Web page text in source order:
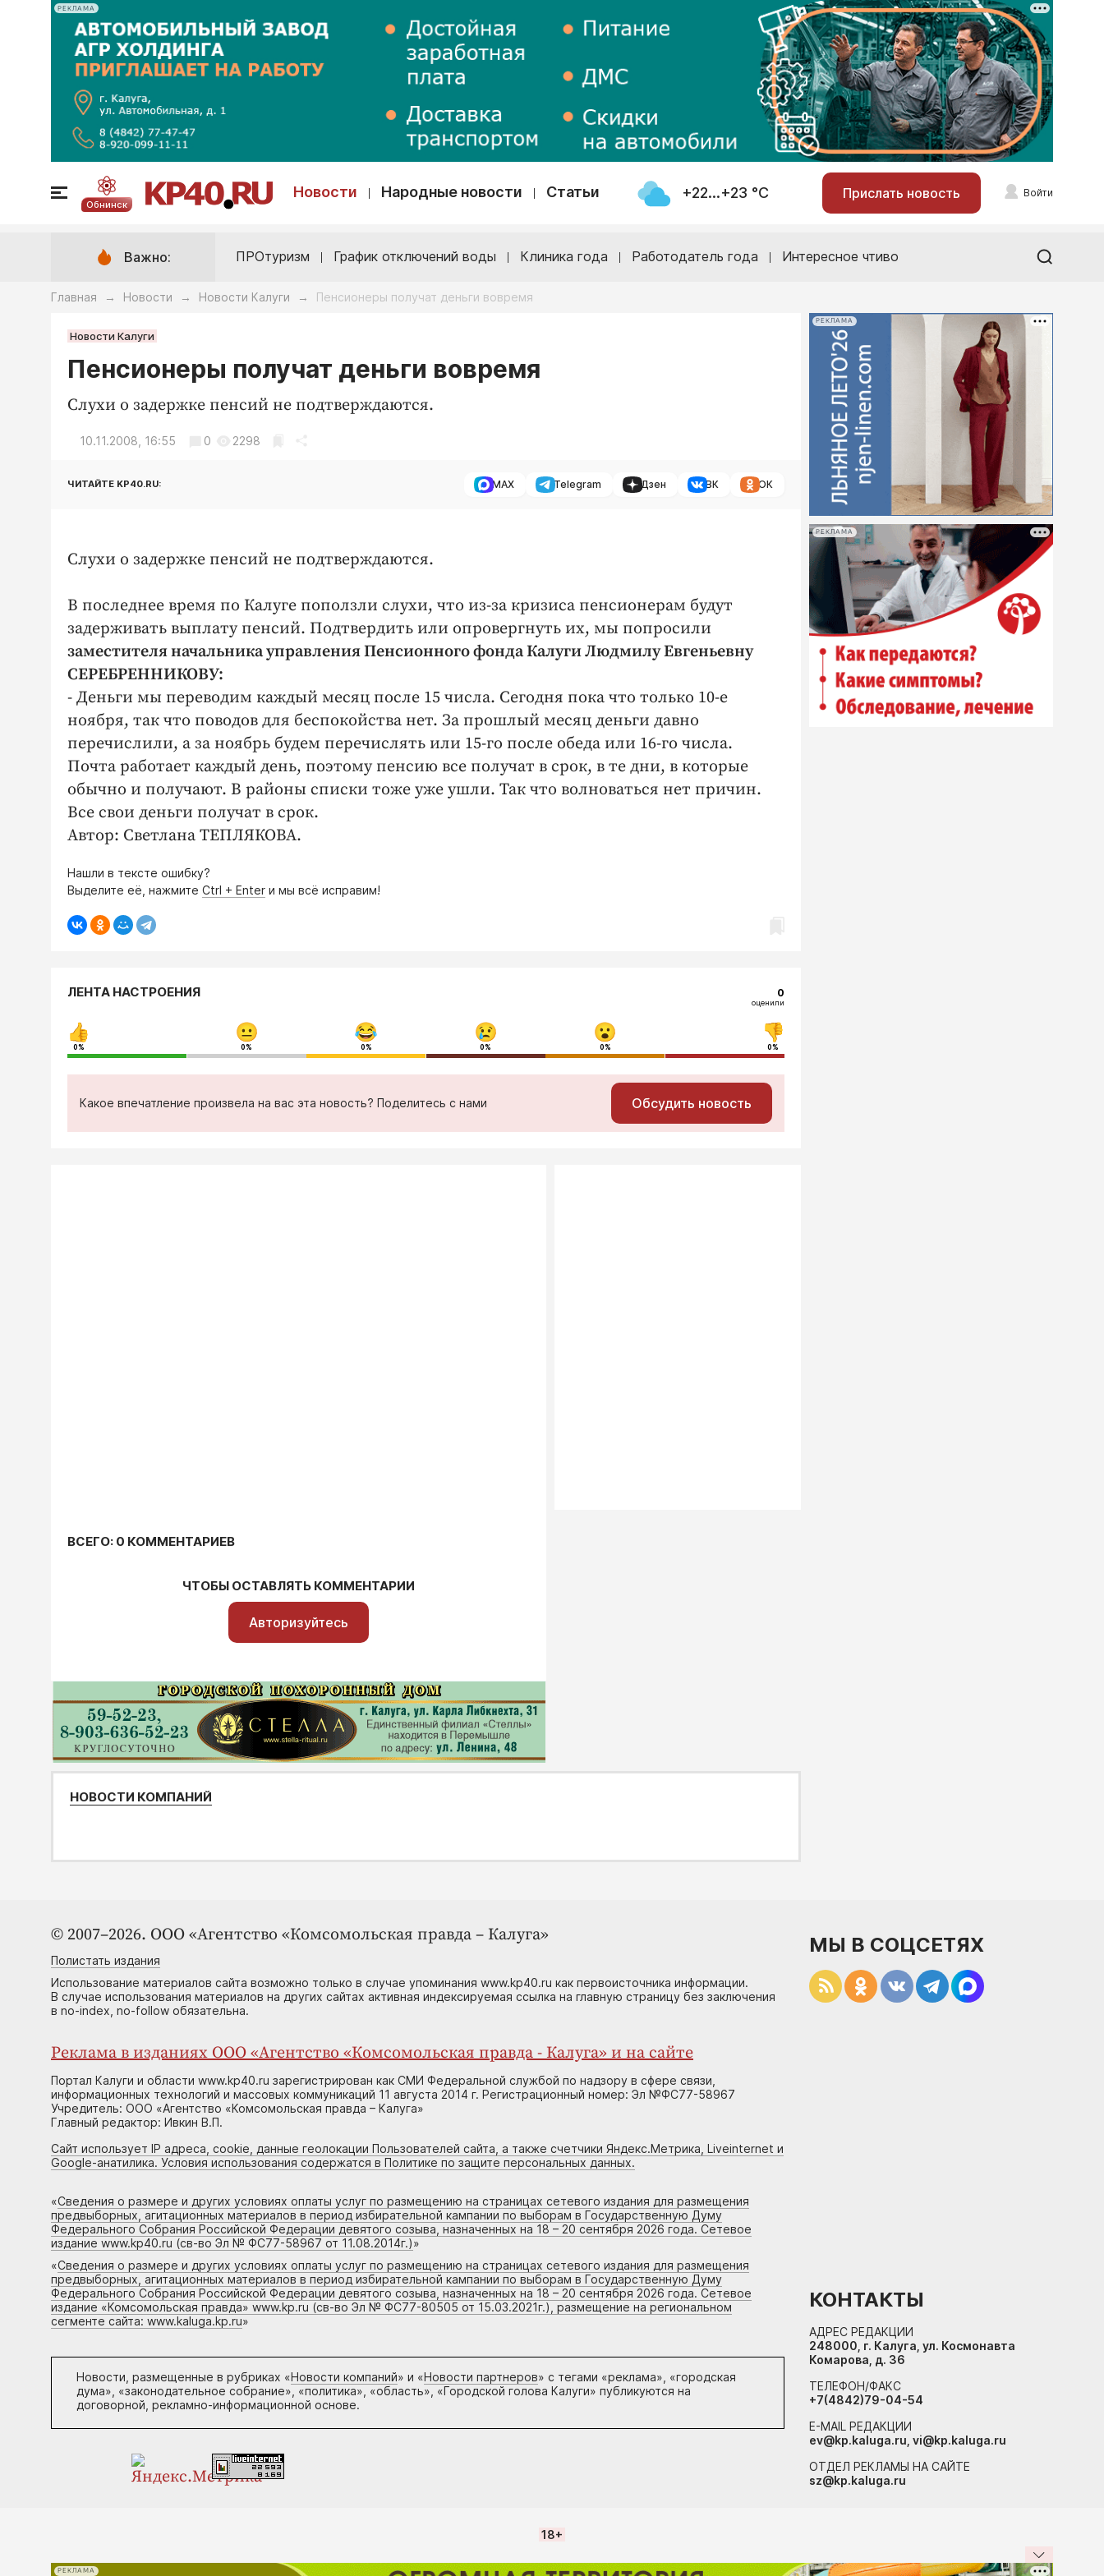
РЕКЛАМА
Обнинск
Новости Народные новости Статьи +22...+23 °С Прислать новость Войти
Важно: ПРОтуризм График отключений воды Клиника года Работодатель года Интересное чтиво
Главная → Новости → Новости Калуги → Пенсионеры получат деньги вовремя
Новости Калуги
Пенсионеры получат деньги вовремя
Слухи о задержке пенсий не подтверждаются.
10.11.2008, 16:55 0 2298
ЧИТАЙТЕ KP40.RU: MAX Telegram Дзен ВК ОК
Слухи о задержке пенсий не подтверждаются.
В последнее время по Калуге поползли слухи, что из-за кризиса пенсионерам будут
задерживать выплату пенсий. Подтвердить или опровергнуть их, мы попросили
заместителя начальника управления Пенсионного фонда Калуги Людмилу Евгеньевну
СЕРЕБРЕННИКОВУ:
- Деньги мы переводим каждый месяц после 15 числа. Сегодня пока что только 10-е
ноября, так что поводов для беспокойства нет. За прошлый месяц деньги давно
перечислили, а за ноябрь будем перечислять или 15-го после обеда или 16-го числа.
Почта работает каждый день, поэтому пенсию все получат в срок, в те дни, в которые
обычно и получают. В районы списки тоже уже ушли. Так что волноваться нет причин.
Все свои деньги получат в срок.
Автор: Светлана ТЕПЛЯКОВА.
Нашли в тексте ошибку?
Выделите её, нажмите Ctrl + Enter и мы всё исправим!
РЕКЛАМА
РЕКЛАМА
ЛЕНТА НАСТРОЕНИЯ 0
оценили
0% 0% 0% 0% 0% 0%
Какое впечатление произвела на вас эта новость? Поделитесь с нами Обсудить новость
ВСЕГО: 0 КОММЕНТАРИЕВ
ЧТОБЫ ОСТАВЛЯТЬ КОММЕНТАРИИ
Авторизуйтесь
НОВОСТИ КОМПАНИЙ
© 2007–2026. ООО «Агентство «Комсомольская правда – Калуга»
Полистать издания
Использование материалов сайта возможно только в случае упоминания www.kp40.ru как первоисточника информации.
В случае использования материалов на других сайтах активная индексируемая ссылка на главную страницу без заключения
в no-index, no-follow обязательна.
Реклама в изданиях ООО «Агентство «Комсомольская правда - Калуга» и на сайте
Портал Калуги и области www.kp40.ru зарегистрирован как СМИ Федеральной службой по надзору в сфере связи,
информационных технологий и массовых коммуникаций 11 августа 2014 г. Регистрационный номер: Эл №ФС77-58967
Учредитель: ООО «Агентство «Комсомольская правда – Калуга»
Главный редактор: Ивкин В.П.
Сайт использует IP адреса, cookie, данные геолокации Пользователей сайта, а также счетчики Яндекс.Метрика, Liveinternet и
Google-анатилика. Условия использования содержатся в Политике по защите персональных данных.
«Сведения о размере и других условиях оплаты услуг по размещению на страницах сетевого издания для размещения
предвыборных, агитационных материалов в период избирательной кампании по выборам в Государственную Думу
Федерального Собрания Российской Федерации девятого созыва, назначенных на 18 – 20 сентября 2026 года. Сетевое
издание www.kp40.ru (св-во Эл № ФС77-58967 от 11.08.2014г.)»
«Сведения о размере и других условиях оплаты услуг по размещению на страницах сетевого издания для размещения
предвыборных, агитационных материалов в период избирательной кампании по выборам в Государственную Думу
Федерального Собрания Российской Федерации девятого созыва, назначенных на 18 – 20 сентября 2026 года. Сетевое
издание «Комсомольская правда» www.kp.ru (св-во Эл № ФС77-80505 от 15.03.2021г.), размещение на региональном
сегменте сайта: www.kaluga.kp.ru»
Новости, размещенные в рубриках «Новости компаний» и «Новости партнеров» с тегами «реклама», «городская
дума», «законодательное собрание», «политика», «область», «Городской голова Калуги» публикуются на
договорной, рекламно-информационной основе.
МЫ В СОЦСЕТЯХ
КОНТАКТЫ
АДРЕС РЕДАКЦИИ
248000, г. Калуга, ул. Космонавта
Комарова, д. 36
ТЕЛЕФОН/ФАКС
+7(4842)79-04-54
E-MAIL РЕДАКЦИИ
ev@kp.kaluga.ru, vi@kp.kaluga.ru
ОТДЕЛ РЕКЛАМЫ НА САЙТЕ
sz@kp.kaluga.ru
18+
РЕКЛАМА